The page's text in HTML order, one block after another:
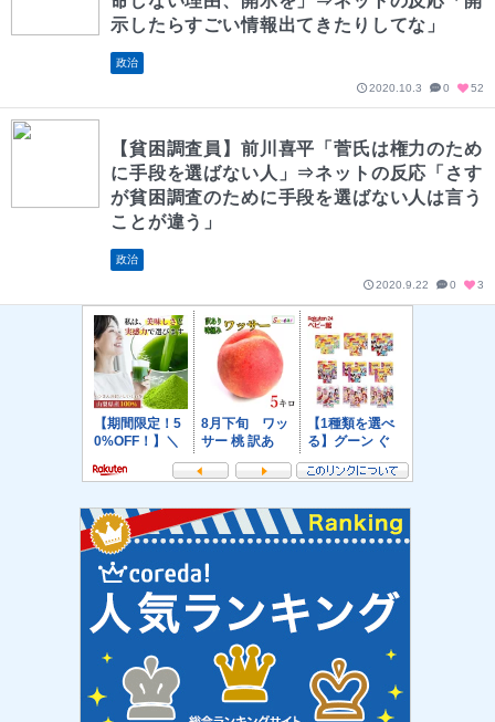
示したらすごい情報出てきたりしてな」
政治
2020.10.3 0 52
【貧困調査員】前川喜平「菅氏は権力のため
に手段を選ばない人」⇒ネットの反応「さす
が貧困調査のために手段を選ばない人は言う
ことが違う」
政治
2020.9.22 0 3